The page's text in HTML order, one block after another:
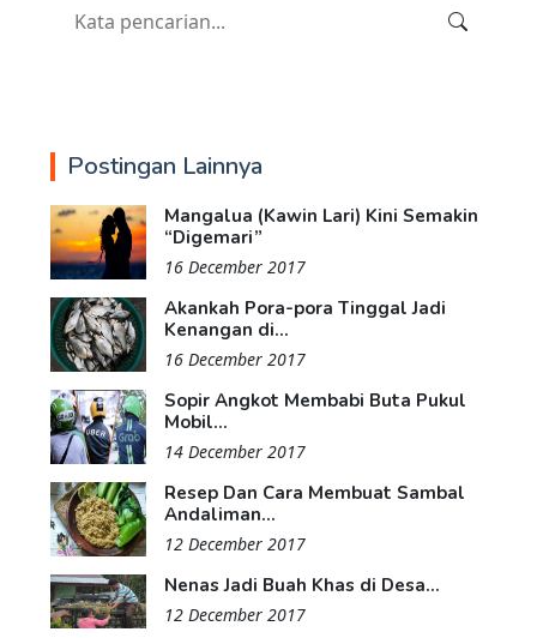
Postingan Lainnya
Mangalua (Kawin Lari) Kini Semakin
“Digemari”
16 December 2017
Akankah Pora-pora Tinggal Jadi
Kenangan di...
16 December 2017
Sopir Angkot Membabi Buta Pukul
Mobil...
14 December 2017
Resep Dan Cara Membuat Sambal
Andaliman...
12 December 2017
Nenas Jadi Buah Khas di Desa...
12 December 2017